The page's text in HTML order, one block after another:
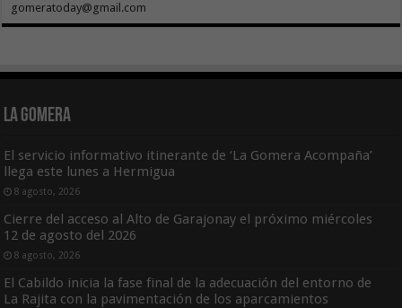
gomeratoday@gmail.com
La Gomera
El servicio informativo itinerante de ‘La Gomera Acompaña’
llega este lunes a Hermigua
8 agosto, 2026
Cierre del acceso al Alto de Garajonay el próximo miércoles
12 de agosto del 2026
8 agosto, 2026
El Cabildo inicia la fase final de la adecuación del entorno de
La Rajita con la pavimentación de los aparcamientos